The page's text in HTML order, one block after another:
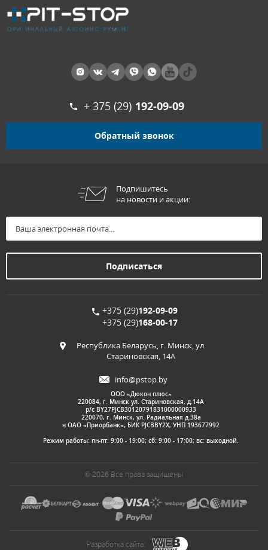
+ 375 (29) 192-09-09
Обратный звонок
Подпишитесь
на новости и акции:
+375 (29)192-09-09
+375 (29)168-00-17
Республика Беларусь, г. Минск, ул.
Стариновская, 14А
info@pstop.by
ООО «Дюкон плюс»
220084, г. Минск ул. Стариновская, д.14А
р/с BY27PJCB30120791831000000933
220070, г. Минск, ул. Радиальная д.38а
в ОАО «Приорбанк», БИК PJCBBY2X, УНП 193677992
Режим работы: пн-пт: 9:00 - 19:00; сб: 9:00 - 17:00; вс: выходной.
© 2026 Все права защищены
Разработка сайта: